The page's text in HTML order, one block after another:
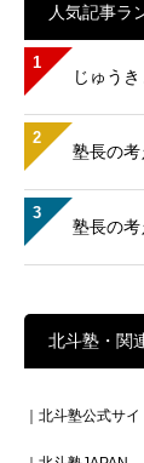
人気記事ラ
1
じゅう
2
塾長の
3
塾長の
北斗塾・関
｜北斗塾公式サイ